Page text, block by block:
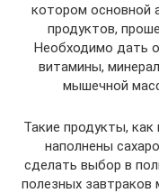
котором основной
продуктов,
Необходимо дать
витамины,
мышечной
Такие продукты,
наполнены
сделать выбор в
полезных